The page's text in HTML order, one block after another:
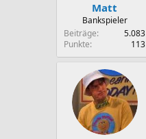
Matt
Bankspieler
Beiträge
5.083
Punkte
113